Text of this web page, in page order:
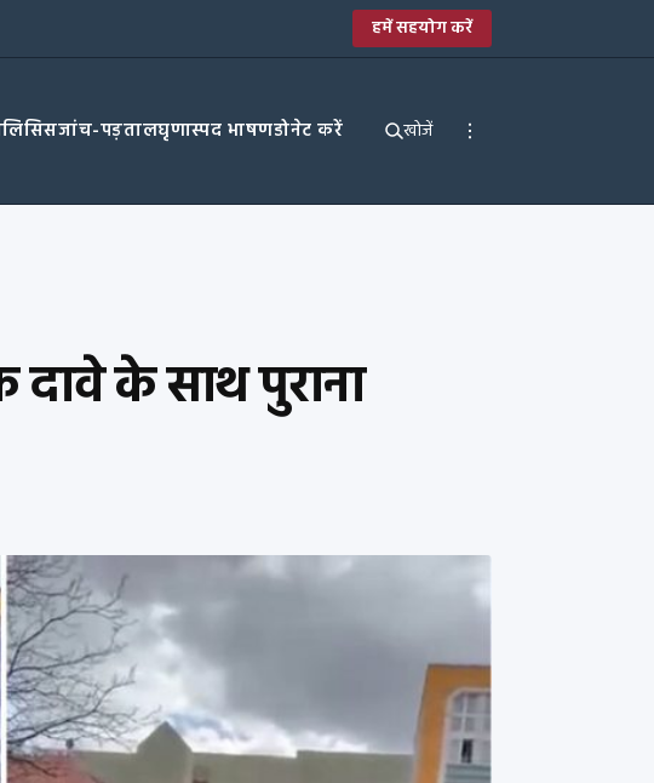
हमें सहयोग करें
जांच-पड़तालघृणास्पद भाषणडोनेट करें खोजें
के साथ पुराना